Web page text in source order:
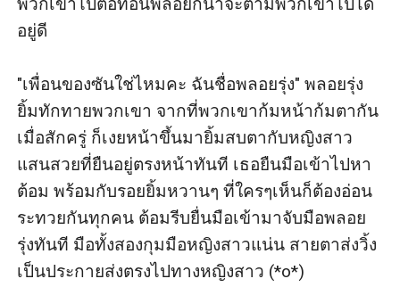
อยู่ดี
"เพื่อนของซันใช่ไหมคะ ฉันชื่อพลอยรุ่ง" พลอยรุ่ง
ยิ้มทักทายพวกเขา จากที่พวกเขาก้มหน้าก้มตากัน
เมื่อสักครู่ ก็เงยหน้าขึ้นมายิ้มสบตากับหญิงสาว
แสนสวยที่ยืนอยู่ตรงหน้าทันที เธอยืนมือเข้าไปหา
ต้อม พร้อมกับรอยยิ้มหวานๆ ที่ใครๆเห็นก็ต้องอ่อน
ระทวยกันทุกคน ต้อมรีบยื่นมือเข้ามาจับมือพลอย
รุ่งทันที มือทั้งสองกุมมือหญิงสาวแน่น สายตาส่งวิ้ง
เป็นประกายส่งตรงไปทางหญิงสาว (*o*)